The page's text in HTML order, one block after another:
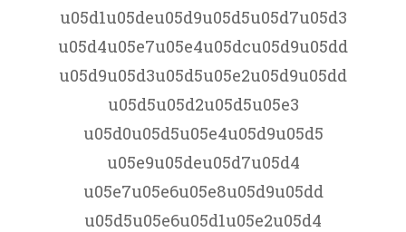
u05d1u05deu05d9u05d5u05d7u05d3
u05d4u05e7u05e4u05dcu05d9u05dd
u05d9u05d3u05d5u05e2u05d9u05dd
u05d5u05d2u05d5u05e3
u05d0u05d5u05e4u05d9u05d5
u05e9u05deu05d7u05d4
u05e7u05e6u05e8u05d9u05dd
u05d5u05e6u05d1u05e2u05d4